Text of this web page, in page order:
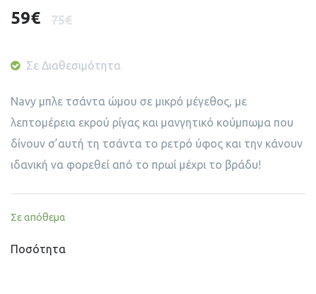
75€
59€
Σε Διαθεσιμότητα
Navy μπλε τσάντα ώμου σε μικρό μέγεθος, με
λεπτομέρεια εκρού ρίγας και μανγητικό κούμπωμα που
δίνουν σ’αυτή τη τσάντα το ρετρό ύφος και την κάνουν
ιδανική να φορεθεί από το πρωί μέχρι το βράδυ!
Σε απόθεμα
Ποσότητα